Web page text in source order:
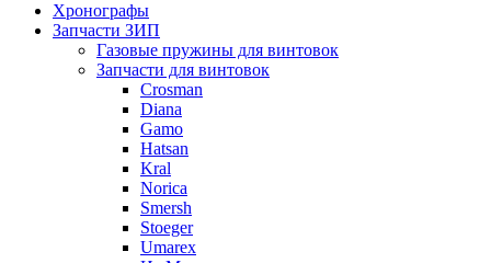
Хронографы
Запчасти ЗИП
Газовые пружины для винтовок
Запчасти для винтовок
Crosman
Diana
Gamo
Hatsan
Kral
Norica
Smersh
Stoeger
Umarex